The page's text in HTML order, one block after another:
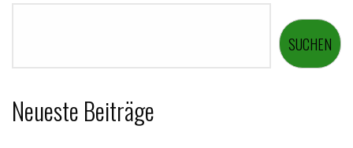
SUCHEN
Neueste Beiträge